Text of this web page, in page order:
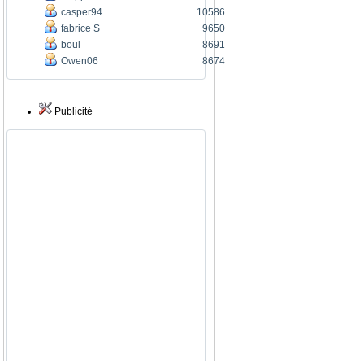
casper94
10586
fabrice S
9650
boul
8691
Owen06
8674
Publicité